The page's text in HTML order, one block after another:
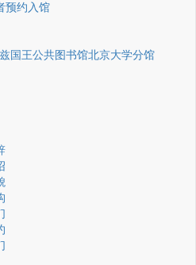
预约入馆
国王公共图书馆北京大学分馆